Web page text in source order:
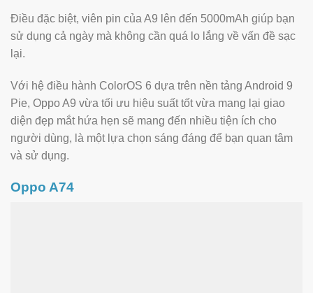
Điều đặc biệt, viên pin của A9 lên đến 5000mAh giúp bạn
sử dụng cả ngày mà không cần quá lo lắng về vấn đề sạc
lại.
Với hệ điều hành ColorOS 6 dựa trên nền tảng Android 9
Pie, Oppo A9 vừa tối ưu hiệu suất tốt vừa mang lại giao
diện đẹp mắt hứa hẹn sẽ mang đến nhiều tiện ích cho
người dùng, là một lựa chọn sáng đáng để bạn quan tâm
và sử dụng.
Oppo A74